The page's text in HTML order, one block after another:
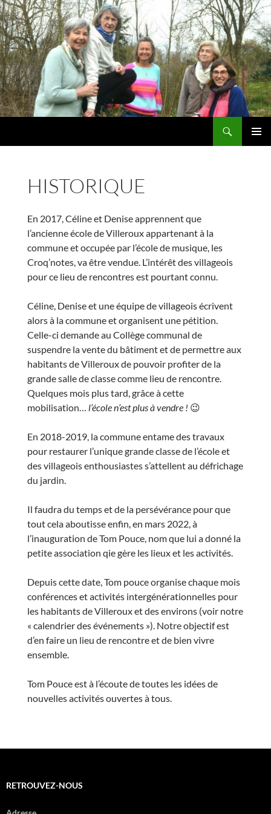
HISTORIQUE
En 2017, Céline et Denise apprennent que
l’ancienne école de Villeroux appartenant à la
commune et occupée par l’école de musique, les
Croq’notes, va être vendue. L’intérêt des villageois
pour ce lieu de rencontres est pourtant connu.
Céline, Denise et une équipe de villageois écrivent
alors à la commune et organisent une pétition.
Celle-ci demande au Collège communal de
suspendre la vente du bâtiment et de permettre aux
habitants de Villeroux de pouvoir profiter de la
grande salle de classe comme lieu de rencontre.
Quelques mois plus tard, grâce à cette
mobilisation… l’école n’est plus à vendre ! 😉
En 2018-2019, la commune entame des travaux
pour restaurer l’unique grande classe de l’école et
des villageois enthousiastes s’attellent au défrichage
du jardin.
Il faudra du temps et de la persévérance pour que
tout cela aboutisse enfin, en mars 2022, à
l’inauguration de Tom Pouce, nom que lui a donné la
petite association qie gère les lieux et les activités.
Depuis cette date, Tom pouce organise chaque mois
conférences et activités intergénérationnelles pour
les habitants de Villeroux et des environs (voir notre
« calendrier des événements »). Notre objectif est
d’en faire un lieu de rencontre et de bien vivre
ensemble.
Tom Pouce est à l’écoute de toutes les idées de
nouvelles activités ouvertes à tous.
RETROUVEZ-NOUS